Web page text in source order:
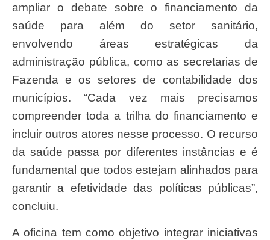
ampliar o debate sobre o financiamento da
saúde para além do setor sanitário,
envolvendo áreas estratégicas da
administração pública, como as secretarias de
Fazenda e os setores de contabilidade dos
municípios. “Cada vez mais precisamos
compreender toda a trilha do financiamento e
incluir outros atores nesse processo. O recurso
da saúde passa por diferentes instâncias e é
fundamental que todos estejam alinhados para
garantir a efetividade das políticas públicas”,
concluiu.
A oficina tem como objetivo integrar iniciativas